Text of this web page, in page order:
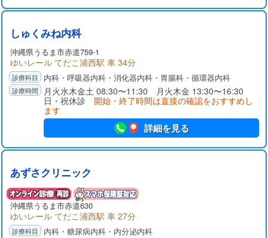
しゅくみね内科
沖縄県うるま市赤道759-1
ゆいレール てだこ浦西駅 車 34分
内科・呼吸器内科・消化器内科・胃腸科・循環器内科
月火水木金土 08:30〜11:30 月火木金 13:30〜16:30
日・祝休診 開始・終了時間は直接の確認をおすすめし
ます
詳細を見る
あずさクリニック
沖縄県うるま市赤道630
ゆいレール てだこ浦西駅 車 27分
内科・糖尿病内科・内分泌内科